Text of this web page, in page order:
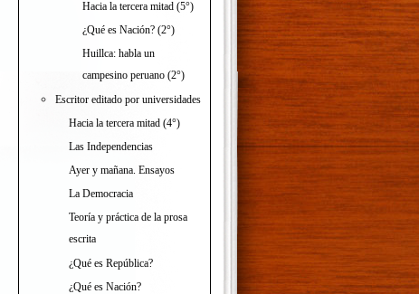
Hacia la tercera mitad (5°)
¿Qué es Nación? (2°)
Huillca: habla un
campesino peruano (2°)
Escritor editado por universidades
Hacia la tercera mitad (4°)
Las Independencias
Ayer y mañana. Ensayos
La Democracia
Teoría y práctica de la prosa
escrita
¿Qué es República?
¿Qué es Nación?